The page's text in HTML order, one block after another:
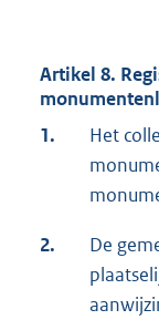
Artikel 8.
1.
Het
2.
De